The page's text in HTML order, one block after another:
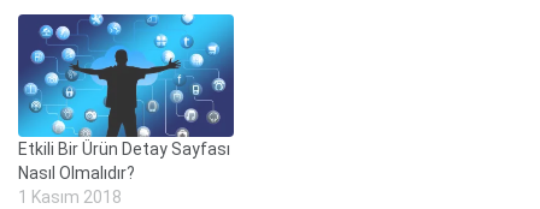
Etkili Bir Ürün Detay Sayfası
Nasıl Olmalıdır?
1 Kasım 2018